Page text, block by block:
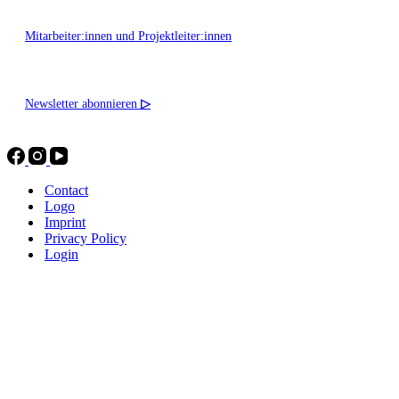
Mitarbeiter:innen und Projektleiter:innen
Newsletter abonnieren ▷
Contact
Logo
Imprint
Privacy Policy
Login